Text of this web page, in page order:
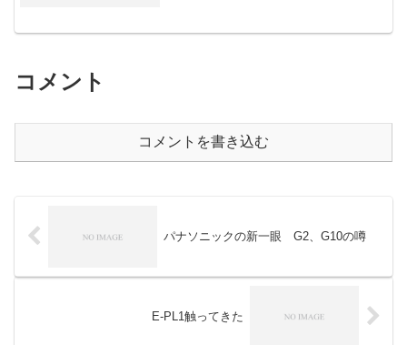
コメント
コメントを書き込む
パナソニックの新一眼 G2、G10の噂
E-PL1触ってきた